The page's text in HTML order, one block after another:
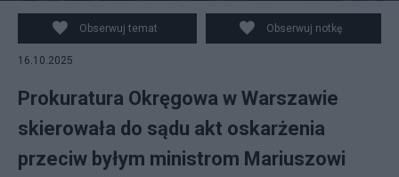
na zdjęciu: Europosłowie Mariusz Kamiński (P) i Maciej
Wąsik (L) podczas wypowiedzi dla mediów przed
siedzibą Prokuratury Okręgowej w Warszawie. fot.
PAP/Marian Zubrzycki
Obserwuj temat Obserwuj notkę
16.10.2025
Prokuratura Okręgowa w Warszawie
skierowała do sądu akt oskarżenia
przeciw byłym ministrom Mariuszowi